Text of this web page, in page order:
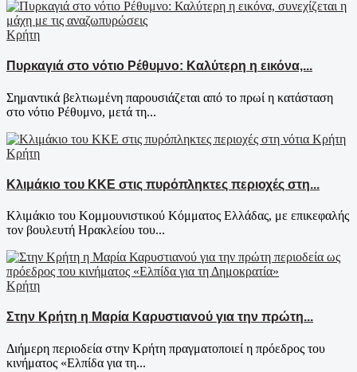
Κρήτη
Πυρκαγιά στο νότιο Ρέθυμνο: Καλύτερη η εικόνα,...
Σημαντικά βελτιωμένη παρουσιάζεται από το πρωί η κατάσταση
στο νότιο Ρέθυμνο, μετά τη...
Κρήτη
Κλιμάκιο του ΚΚΕ στις πυρόπληκτες περιοχές στη...
Κλιμάκιο του Κομμουνιστικού Κόμματος Ελλάδας, με επικεφαλής
τον βουλευτή Ηρακλείου του...
Κρήτη
Στην Κρήτη η Μαρία Καρυστιανού για την πρώτη...
Διήμερη περιοδεία στην Κρήτη πραγματοποιεί η πρόεδρος του
κινήματος «Ελπίδα για τη...